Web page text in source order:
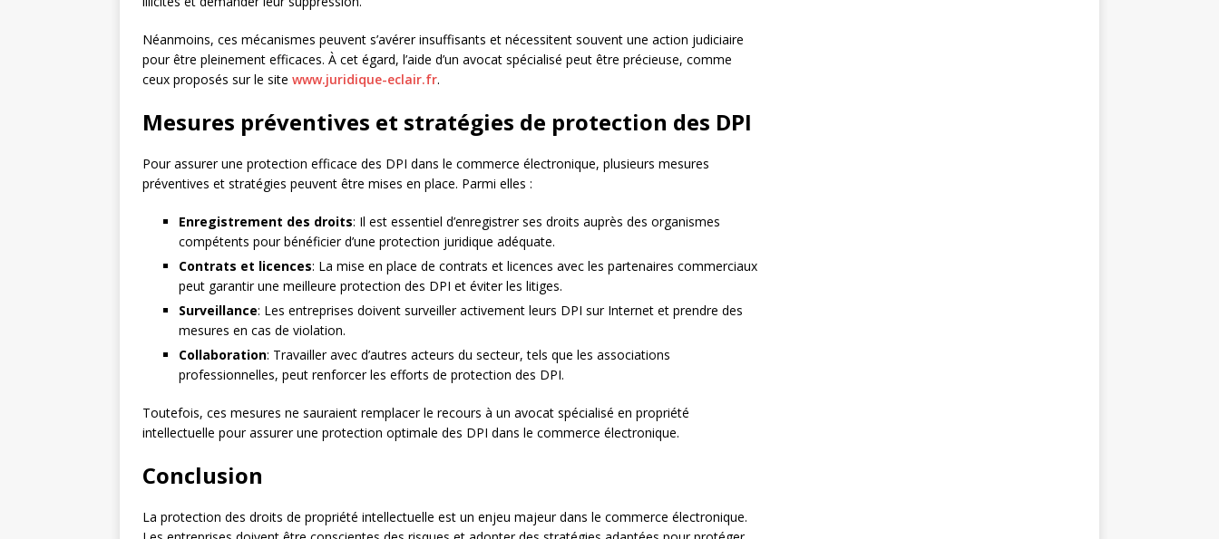
Néanmoins, ces mécanismes peuvent s’avérer insuffisants et nécessitent souvent une action judiciaire
pour être pleinement efficaces. À cet égard, l’aide d’un avocat spécialisé peut être précieuse, comme
ceux proposés sur le site www.juridique-eclair.fr.
Mesures préventives et stratégies de protection des DPI
Pour assurer une protection efficace des DPI dans le commerce électronique, plusieurs mesures
préventives et stratégies peuvent être mises en place. Parmi elles :
Enregistrement des droits: Il est essentiel d’enregistrer ses droits auprès des organismes
compétents pour bénéficier d’une protection juridique adéquate.
Contrats et licences: La mise en place de contrats et licences avec les partenaires commerciaux
peut garantir une meilleure protection des DPI et éviter les litiges.
Surveillance: Les entreprises doivent surveiller activement leurs DPI sur Internet et prendre des
mesures en cas de violation.
Collaboration: Travailler avec d’autres acteurs du secteur, tels que les associations
professionnelles, peut renforcer les efforts de protection des DPI.
Toutefois, ces mesures ne sauraient remplacer le recours à un avocat spécialisé en propriété
intellectuelle pour assurer une protection optimale des DPI dans le commerce électronique.
Conclusion
La protection des droits de propriété intellectuelle est un enjeu majeur dans le commerce électronique.